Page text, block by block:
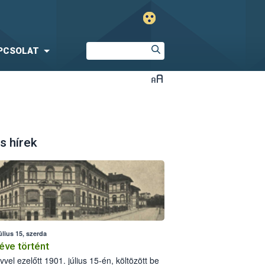
hírek
15, szerda
történt
ezelőtt 1901. július 15-én, költözött be